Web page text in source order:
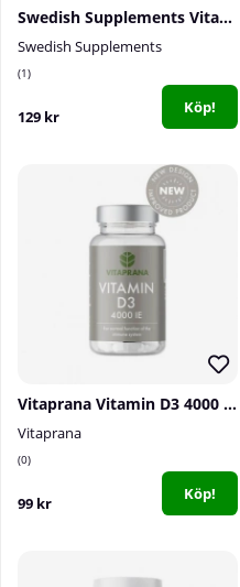
Swedish Supplements Vitamin D3 4000IU, 90 caps
Swedish Supplements
1
129 kr Köp!
Vitaprana Vitamin D3 4000 IE, 110 caps
Vitaprana
0
99 kr Köp!